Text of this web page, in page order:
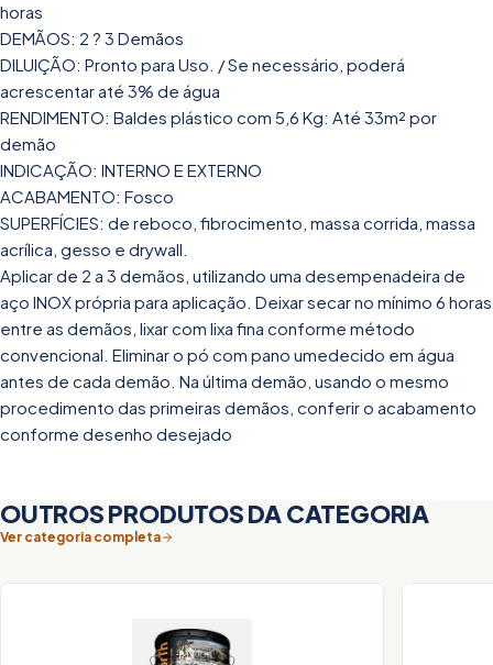
horas
DEMÃOS: 2 ? 3 Demãos
DILUIÇÃO: Pronto para Uso. / Se necessário, poderá
acrescentar até 3% de água
RENDIMENTO: Baldes plástico com 5,6 Kg: Até 33m² por
demão
INDICAÇÃO: INTERNO E EXTERNO
ACABAMENTO: Fosco
SUPERFÍCIES: de reboco, fibrocimento, massa corrida, massa
acrílica, gesso e drywall.
Aplicar de 2 a 3 demãos, utilizando uma desempenadeira de
aço INOX própria para aplicação. Deixar secar no mínimo 6 horas
entre as demãos, lixar com lixa fina conforme método
convencional. Eliminar o pó com pano umedecido em água
antes de cada demão. Na última demão, usando o mesmo
procedimento das primeiras demãos, conferir o acabamento
conforme desenho desejado
OUTROS PRODUTOS DA CATEGORIA
Ver categoria completa